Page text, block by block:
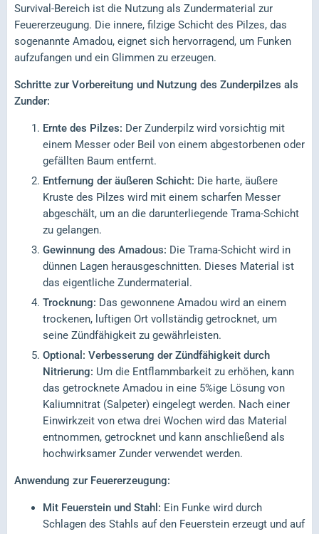
Survival-Bereich ist die Nutzung als Zundermaterial zur
Feuererzeugung. Die innere, filzige Schicht des Pilzes, das
sogenannte Amadou, eignet sich hervorragend, um Funken
aufzufangen und ein Glimmen zu erzeugen.
Schritte zur Vorbereitung und Nutzung des Zunderpilzes als
Zunder:
Ernte des Pilzes: Der Zunderpilz wird vorsichtig mit
einem Messer oder Beil von einem abgestorbenen oder
gefällten Baum entfernt.
Entfernung der äußeren Schicht: Die harte, äußere
Kruste des Pilzes wird mit einem scharfen Messer
abgeschält, um an die darunterliegende Trama-Schicht
zu gelangen.
Gewinnung des Amadous: Die Trama-Schicht wird in
dünnen Lagen herausgeschnitten. Dieses Material ist
das eigentliche Zundermaterial.
Trocknung: Das gewonnene Amadou wird an einem
trockenen, luftigen Ort vollständig getrocknet, um
seine Zündfähigkeit zu gewährleisten.
Optional: Verbesserung der Zündfähigkeit durch
Nitrierung: Um die Entflammbarkeit zu erhöhen, kann
das getrocknete Amadou in eine 5%ige Lösung von
Kaliumnitrat (Salpeter) eingelegt werden. Nach einer
Einwirkzeit von etwa drei Wochen wird das Material
entnommen, getrocknet und kann anschließend als
hochwirksamer Zunder verwendet werden.
Anwendung zur Feuererzeugung:
Mit Feuerstein und Stahl: Ein Funke wird durch
Schlagen des Stahls auf den Feuerstein erzeugt und auf